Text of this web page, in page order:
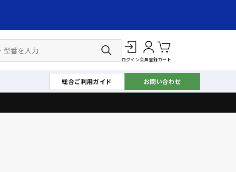
ログイン会員登録カート
総合ご利用ガイド お問い合わせ